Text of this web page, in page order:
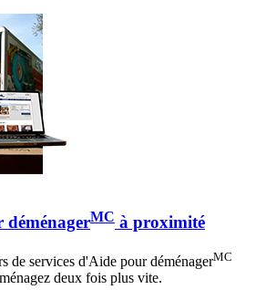
déménagerMC à proximité
de services d'Aide pour déménagerMC
deux fois plus vite.